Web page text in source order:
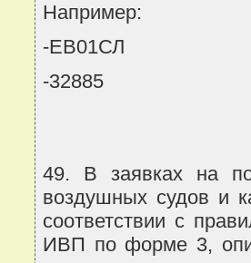
Например:
-ЕВ01СЛ
-32885
49. В заявках на
воздушных судов и
соответствии с
ИВП по форме 3,